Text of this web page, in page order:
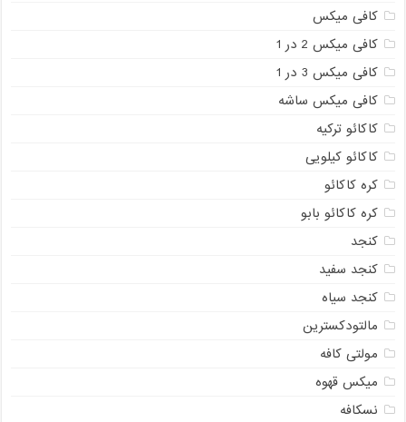
کافی میکس
کافی میکس 2 در 1
کافی میکس 3 در 1
کافی میکس ساشه
کاکائو ترکیه
کاکائو کیلویی
کره کاکائو
کره کاکائو بابو
کنجد
کنجد سفید
کنجد سیاه
مالتودکسترین
مولتی کافه
میکس قهوه
نسکافه